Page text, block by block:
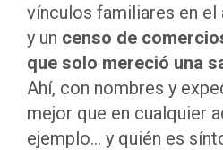
vínculos familiares en el
y un censo de
que solo mereció una
Ahí, con nombres y
mejor que en cualquier
ejemplo… y quién es